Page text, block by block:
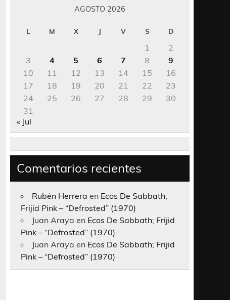
AGOSTO 2026
L M X J V S D
1
2
3
4 5 6 7 8
9
10
11 12 13 14 15
16
17
18 19 20 21 22
23
24
25 26 27 28 29
30
31
« Jul
Comentarios recientes
Rubén Herrera en Ecos De Sabbath;
Frijid Pink – “Defrosted” (1970)
Juan Araya en Ecos De Sabbath; Frijid
Pink – “Defrosted” (1970)
Juan Araya en Ecos De Sabbath; Frijid
Pink – “Defrosted” (1970)